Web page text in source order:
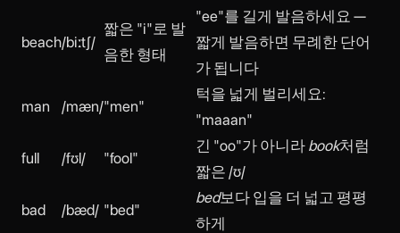
beach/biːtʃ/
짧은 "i"로 발
음한 형태
"ee"를 길게 발음하세요 —
짧게 발음하면 무례한 단어
가 됩니다
man /mæn/"men"
턱을 넓게 벌리세요:
"maaan"
full /fʊl/ "fool"
긴 "oo"가 아니라 book처럼
짧은 /ʊ/
bad /bæd/ "bed"
bed보다 입을 더 넓고 평평
하게